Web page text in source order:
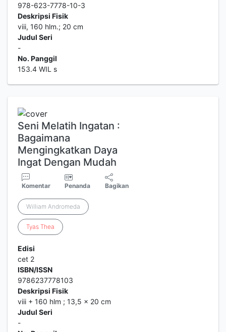
978-623-7778-10-3
Deskripsi Fisik
viii, 160 hlm.; 20 cm
Judul Seri
-
No. Panggil
153.4 WIL s
Seni Melatih Ingatan :
Bagaimana
Mengingkatkan Daya
Ingat Dengan Mudah
Komentar Penanda Bagikan
William Andromeda
Tyas Thea
Edisi
cet 2
ISBN/ISSN
9786237778103
Deskripsi Fisik
viii + 160 hlm ; 13,5 x 20 cm
Judul Seri
-